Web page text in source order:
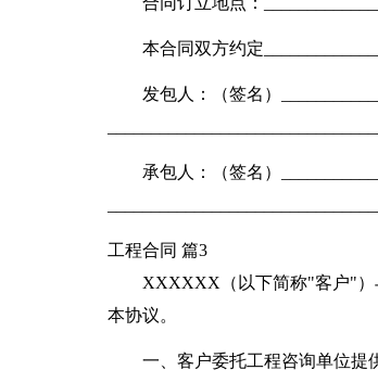
本合同双方约定
发包人：（签名）
承包人：（签名）
工程合同 篇3
XXXXXX（以下简称"客户"
本协议。
一、客户委托工程咨询单位